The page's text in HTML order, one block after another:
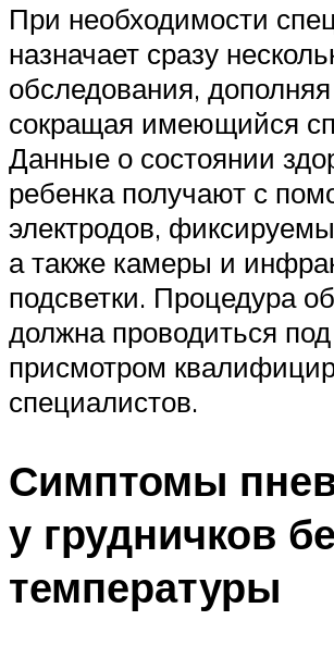
При необходимости
назначает сразу
обследования,
сокращая имеющийся
Данные о состоянии
ребенка получают с
электродов,
а также камеры и
подсветки. Процедура
должна проводиться под
присмотром
специалистов.
Симптомы
у грудничков
температуры